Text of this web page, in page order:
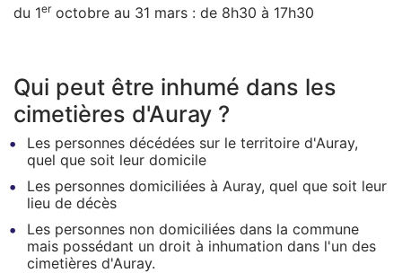
du 1eroctobre au 31 mars : de 8h30 à 17h30
Qui peut être inhumé dans les
cimetières d'Auray ?
Les personnes décédées sur le territoire d'Auray,
quel que soit leur domicile
Les personnes domiciliées à Auray, quel que soit leur
lieu de décès
Les personnes non domiciliées dans la commune
mais possédant un droit à inhumation dans l'un des
cimetières d'Auray.